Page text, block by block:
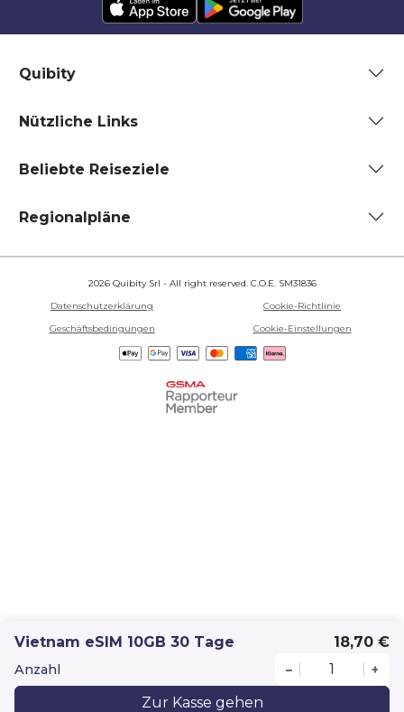
Vietnam eSIM 10GB 30 Tage 18,70 €
Anzahl – +
Zur Kasse gehen
Quibity
Nützliche Links
Beliebte Reiseziele
Regionalpläne
2026 Quibity Srl - All right reserved. C.O.E. SM31836
Datenschutzerklärung
Cookie-Richtlinie
Geschäftsbedingungen
Cookie-Einstellungen